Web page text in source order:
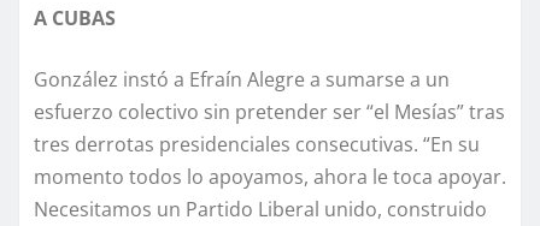
A CUBAS
González instó a Efraín Alegre a sumarse a un
esfuerzo colectivo sin pretender ser “el Mesías” tras
tres derrotas presidenciales consecutivas. “En su
momento todos lo apoyamos, ahora le toca apoyar.
Necesitamos un Partido Liberal unido, construido